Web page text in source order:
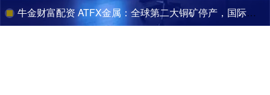
牛金财富配资 ATFX金属：全球第二大铜矿停产，国际铜价飙升